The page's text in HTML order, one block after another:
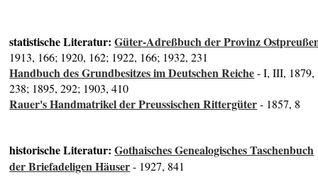
statistische Literatur:Güter-Adreßbuch der Provinz
1913, 166; 1920, 162; 1922, 166; 1932, 231
Handbuch des Grundbesitzes im Deutschen Reiche- I, III, 1879,
238; 1895, 292; 1903, 410
Rauer's Handmatrikel der Preussischen Rittergüter- 1857, 8
historische Literatur:Gothaisches Genealogisches Taschenbuch
der Briefadeligen Häuser- 1927, 841